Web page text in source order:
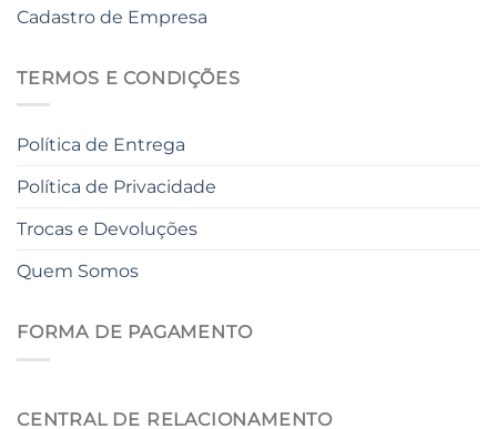
Cadastro de Empresa
TERMOS E CONDIÇÕES
Política de Entrega
Política de Privacidade
Trocas e Devoluções
Quem Somos
FORMA DE PAGAMENTO
CENTRAL DE RELACIONAMENTO